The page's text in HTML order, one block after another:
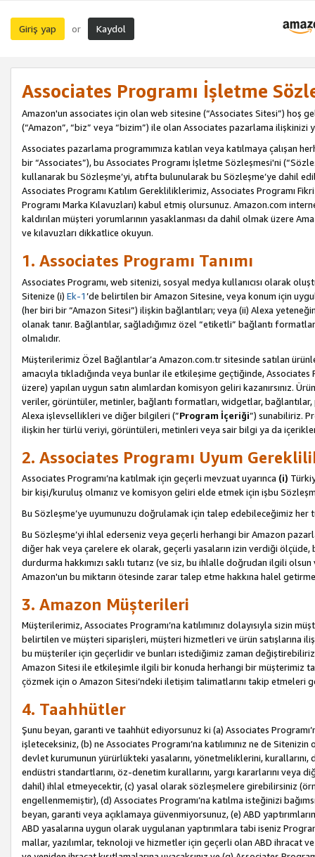
Giriş yap or Kaydol
Associates Programı İşletme
Amazon'un associates için olan web sitesine (“Associates Sitesi”) hoş
(“Amazon”, “biz” veya “bizim”) ile olan Associates pazarlama ilişkinizi
Associates pazarlama programımıza katılan veya katılmaya çalışan
bir “Associates”), bu Associates Programı İşletme Sözleşmesi'ni
kullanarak bu Sözleşme’yi, atıfta bulunularak bu Sözleşme’ye dahil
Associates Programı Katılım Gerekliliklerimiz, Associates Programı
Programı Marka Kılavuzları) kabul etmiş olursunuz. Amazon.com
kaldırılan müşteri yorumlarının yasaklanması da dahil olmak üzere
ve kılavuzları dikkatlice okuyun.
1. Associates Programı Tanımı
Associates Programı, web sitenizi, sosyal medya kullanıcısı olarak
Sitenize (i) Ek-1’de belirtilen bir Amazon Sitesine, veya konum için
(her biri bir “Amazon Sitesi”) ilişkin bağlantıları; veya (ii) Alexa
olanak tanır. Bağlantılar, sağladığımız özel “etiketli” bağlantı
olmalıdır.
Müşterilerimiz Özel Bağlantılar’a Amazon.com.tr sitesinde satılan
amacıyla tıkladığında veya bunlar ile etkileşime geçtiğinde,
üzere) yapılan uygun satın alımlardan komisyon geliri kazanırsınız.
veriler, görüntüler, metinler, bağlantı formatları, widgetlar,
Alexa işlevsellikleri ve diğer bilgileri (”Program İçeriği”) sunabiliriz.
ilişkin her türlü veriyi, görüntüleri, metinleri veya sair bilgi ya da içerikleri
2. Associates Programı Uyum
Associates Programı’na katılmak için geçerli mevzuat uyarınca (i)
bir kişi/kuruluş olmanız ve komisyon geliri elde etmek için işbu
Bu Sözleşme’ye uyumunuzu doğrulamak için talep edebileceğimiz
Bu Sözleşme’yi ihlal ederseniz veya geçerli herhangi bir Amazon
diğer hak veya çarelere ek olarak, geçerli yasaların izin verdiği
durdurma hakkımızı saklı tutarız (ve siz, bu ihlalle doğrudan ilgili
Amazon'un bu miktarın ötesinde zarar talep etme hakkına halel
3. Amazon Müşterileri
Müşterilerimiz, Associates Programı’na katılımınız dolayısıyla sizin
belirtilen ve müşteri siparişleri, müşteri hizmetleri ve ürün satışlarına
bu müşteriler için geçerlidir ve bunları istediğimiz zaman
Amazon Sitesi ile etkileşimle ilgili bir konuda herhangi bir müşterimiz
çözmek için o Amazon Sitesi’ndeki iletişim talimatlarını takip etmeleri
4. Taahhütler
Şunu beyan, garanti ve taahhüt ediyorsunuz ki (a) Associates
işleteceksiniz, (b) ne Associates Programı’na katılımınız ne de
devlet kurumunun yürürlükteki yasalarını, yönetmeliklerini,
endüstri standartlarını, öz-denetim kurallarını, yargı kararlarını
dahil) ihlal etmeyecektir, (c) yasal olarak sözleşmelere girebilirsiniz
engellenmemiştir), (d) Associates Programı’na katılma isteğinizi
beyan, garanti veya açıklamaya güvenmiyorsunuz, (e) ABD
ABD yasalarına uygun olarak uygulanan yaptırımlara tabi iseniz
mallar, yazılımlar, teknoloji ve hizmetler için geçerli olan ABD ihracat